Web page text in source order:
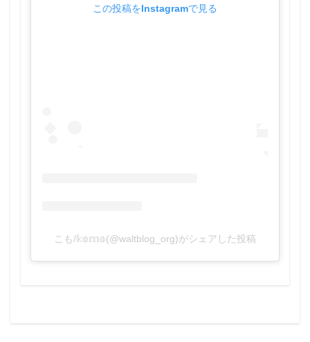
この投稿をInstagramで見る
こも/𝕜𝕠𝕞𝕠(@waltblog_org)がシェアした投稿